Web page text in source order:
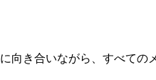
き合いながら、すべての